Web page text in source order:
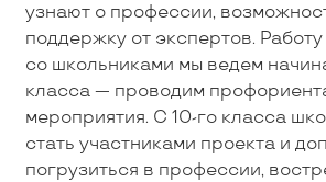
узнают о профессии,
поддержку от экспертов. Работу
со школьниками мы ведем
класса — проводим
мероприятия. С 10-го класса
стать участниками проекта и
погрузиться в профессии,